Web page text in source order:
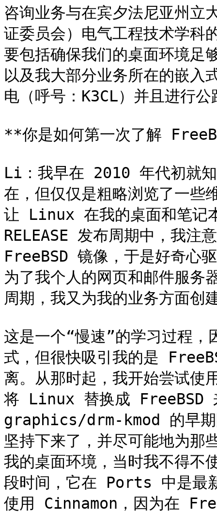
咨询业务与在宾夕法尼亚州立
证委员会）电气工程技术学科
要包括确保我们的桌面环境足
以及我大部分业务所在的嵌入
电（呼号：K3CL）并且进行
**你是如何第一次了解
Li：我早在 2010 年代初就
在，但仅仅是粗略浏览了一些
让 Linux 在我的桌面和笔记
RELEASE 发布周期中，我注
FreeBSD 镜像，于是好奇心
为了我个人的网页和邮件服
周期，我又为我的业务方面创
这是一个“慢速”的学习过程
式，但很快吸引我的是
离。从那时起，我开始尝试
将 Linux 替换成 FreeBSD
graphics/drm-kmod 的早期
坚持下来了，并尽可能地为那
我的桌面环境，当时我不得
段时间，它在 Ports 中是最
使用 Cinnamon，因为在